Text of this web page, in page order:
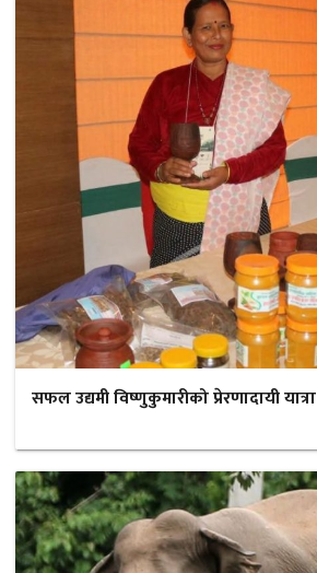
सफल उद्यमी विष्णुकुमारीको प्रेरणादायी यात्रा